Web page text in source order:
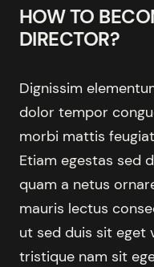
HOW TO
DIRECTOR?
Dignissim
dolor tempor
morbi mattis
Etiam egestas sed
quam a netus
mauris lectus
ut sed duis sit eget
tristique nam sit